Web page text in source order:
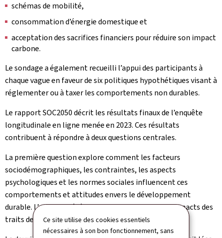
Ce site utilise des cookies essentiels
nécessaires à son bon fonctionnement, sans
schémas de mobilité,
consommation d’énergie domestique et
acceptation des sacrifices financiers pour réduire son impact
carbone.
Le sondage a également recueilli l’appui des participants à
chaque vague en faveur de six politiques hypothétiques visant à
réglementer ou à taxer les comportements non durables.
Le rapport SOC2050 décrit les résultats finaux de l’enquête
longitudinale en ligne menée en 2023. Ces résultats
contribuent à répondre à deux questions centrales.
La première question explore comment les facteurs
sociodémographiques, les contraintes, les aspects
psychologiques et les normes sociales influencent ces
comportements et attitudes envers le développement
durable. L’analyse a été enrichie en examinant les impacts des
traits de personnalité et des biais comportementaux.